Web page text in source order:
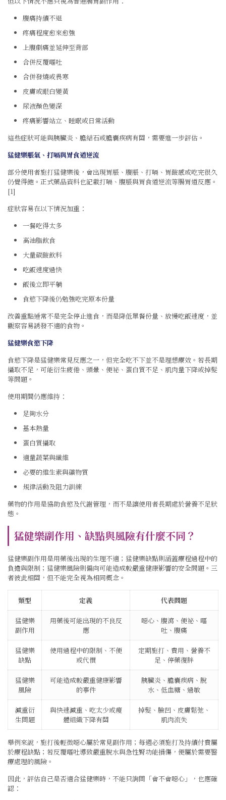
腹痛持續不退
疼痛程度愈來愈強
上腹劇痛並延伸至背部
合併反覆嘔吐
合併發燒或畏寒
皮膚或眼白變黃
尿液顏色變深
疼痛影響站立、睡眠或日常活動
這些症狀可能與胰臟炎、膽結石或膽囊疾病有關，需要進一步評估。
猛健樂脹氣、打嗝與胃食道逆流
部分使用者施打猛健樂後，會出現胃脹、腹脹、打嗝、胃酸感或吃完很久
仍覺得飽。正式藥品資料也記載打嗝、腹脹與胃食道逆流等腸胃道反應。
[1]
症狀容易在以下情況加重：
一餐吃得太多
高油脂飲食
大量碳酸飲料
吃飯速度過快
飯後立即平躺
食慾下降後仍勉強吃完原本份量
改善重點通常不是完全停止進食，而是降低單餐份量、放慢吃飯速度，並
觀察容易誘發不適的食物。
猛健樂食慾下降
食慾下降是猛健樂常見反應之一，但完全吃不下並不是理想療效。若長期
攝取不足，可能衍生疲倦、頭暈、便祕、蛋白質不足、肌肉量下降或掉髮
等問題。
使用期間仍應維持：
足夠水分
基本熱量
蛋白質攝取
適量蔬菜與纖維
必要的維生素與礦物質
規律活動及阻力訓練
藥物的作用是協助食慾及代謝管理，而不是讓使用者長期處於營養不足狀
態。
猛健樂副作用、缺點與風險有什麼不同？
猛健樂副作用是用藥後出現的生理不適；猛健樂缺點則涵蓋療程過程中的
負擔與限制；猛健樂風險則偏向可能造成較嚴重健康影響的安全問題。三
者彼此相關，但不能完全視為相同概念。
類型 定義 代表問題
猛健樂
副作用
用藥後可能出現的不良反
應
噁心、腹瀉、便祕、嘔
吐、腹痛
猛健樂
缺點
使用過程中的限制、不便
或代價
定期施打、費用、營養不
足、停藥復胖
猛健樂
風險
可能造成較嚴重健康影響
的事件
胰臟炎、膽囊疾病、脫
水、低血糖、過敏
減重衍
生問題
與快速減重、吃太少或瘦
體組織下降有關
掉髮、臉凹、皮膚鬆弛、
肌肉流失
舉例來說，施打後輕微噁心屬於常見副作用；每週必須施打及持續付費屬
於療程缺點；若反覆嘔吐導致嚴重脫水與急性腎功能損傷，便屬於需要醫
療處理的風險。
因此，評估自己是否適合猛健樂時，不能只詢問「會不會噁心」，也應確
認：